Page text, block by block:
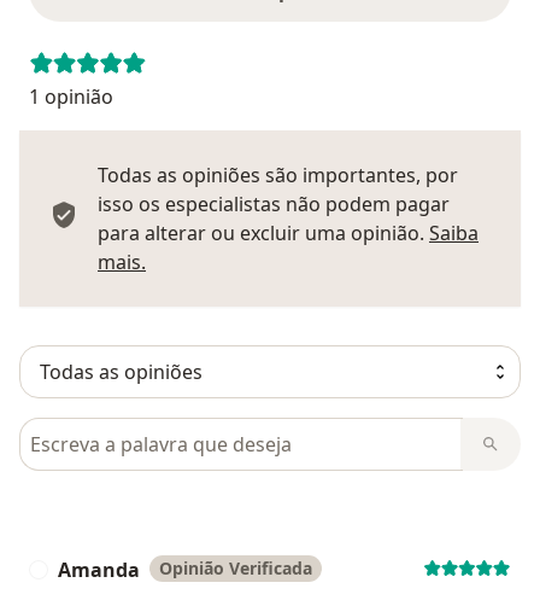
1 opinião
Todas as opiniões são importantes, por
isso os especialistas não podem pagar
para alterar ou excluir uma opinião. Saiba
mais.
Pesquisar em opiniões
Amanda Opinião Verificada